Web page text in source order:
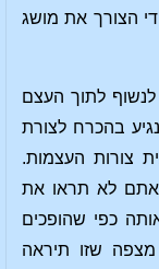
הצורך את מושג
לתוך העצם
בהכרח לצורת
צורות העצמות.
לא תראו את
כפי שהופכים
שזו תיראה